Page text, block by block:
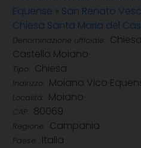
Equense » San Renato
Chiesa Santa Maria del
Denominazione ufficiale:
Castello Moiano
Tipo: Chiesa
Indirizzo: Moiano Vico
Località: Moiano
CAP: 80069
Regione: Campania
Paese: Italia